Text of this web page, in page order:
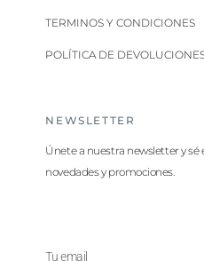
TERMINOS Y CONDICIONES
POLÍTICA DE
NEWSLETTER
Únete a nuestra newsletter y
novedades y promociones.